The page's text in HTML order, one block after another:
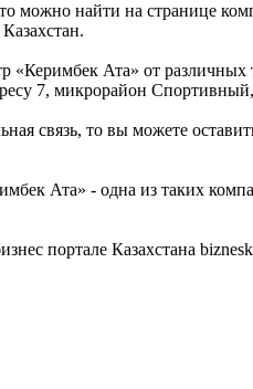
можно найти на странице
«Керимбек Ата» от
7, микрорайон
связь, то вы можете
Ата» - одна из таких
портале Казахстана